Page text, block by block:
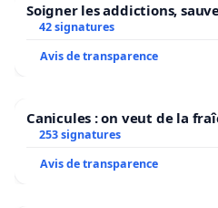
Soigner les addictions,
42 signatures
Avis de transparence
Canicules : on veut de la
253 signatures
Avis de transparence